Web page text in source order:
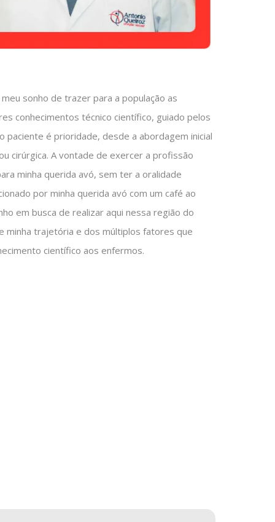
sonho de trazer para a população as
conhecimentos técnico científico, guiado pelos
é prioridade, desde a abordagem inicial
cirúrgica. A vontade de exercer a profissão
minha querida avó, sem ter a oralidade
por minha querida avó com um café ao
em busca de realizar aqui nessa região do
minha trajetória e dos múltiplos fatores que
científico aos enfermos.